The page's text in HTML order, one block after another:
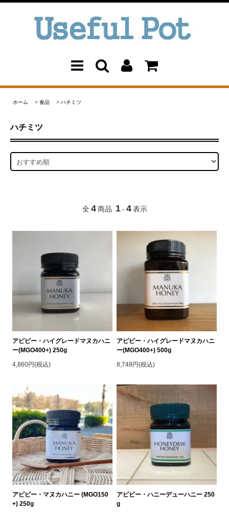
ホーム > 食品 > ハチミツ
ハチミツ
全 4 商品 1 - 4 表示
アピビー・ハイグレードマヌカハニ
ー(MGO400+) 250g
4,860円(税込)
アピビー・ハイグレードマヌカハニ
ー(MGO400+) 500g
8,748円(税込)
アピビー・マヌカハニー (MGO150
+) 250g
アピビー・ハニーデューハニー 250
g